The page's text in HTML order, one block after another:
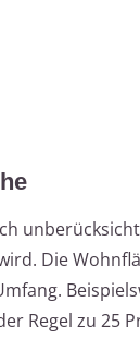
Die
Regel zu 25